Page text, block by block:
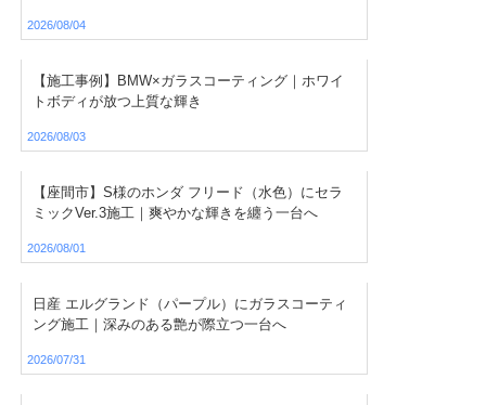
2026/08/04
【施工事例】BMW×ガラスコーティング｜ホワイ
トボディが放つ上質な輝き
2026/08/03
【座間市】S様のホンダ フリード（水色）にセラ
ミックVer.3施工｜爽やかな輝きを纏う一台へ
2026/08/01
日産 エルグランド（パープル）にガラスコーティ
ング施工｜深みのある艶が際立つ一台へ
2026/07/31